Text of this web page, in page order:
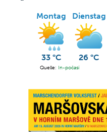
Montag
33 °C
Dienstag
26 °C
Quelle: In-počasí